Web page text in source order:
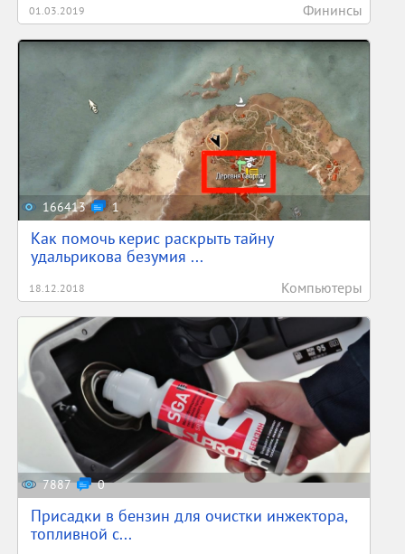
01.03.2019 Фининсы
166413 1
Как помочь керис раскрыть тайну
удальрикова безумия ...
18.12.2018 Компьютеры
7887 0
Присадки в бензин для очистки инжектора,
топливной с...